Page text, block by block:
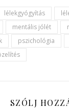
lélekgyógyítás
mentális jólét
pszichológia
SZÓLJ